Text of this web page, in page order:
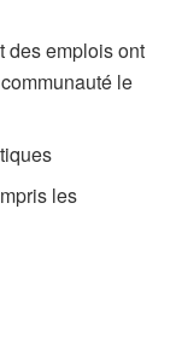
des emplois ont
le
les